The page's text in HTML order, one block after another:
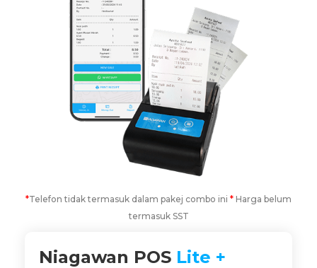
Niagawan POS Lite +
*Telefon tidak termasuk dalam pakej combo ini * Harga belum
termasuk SST